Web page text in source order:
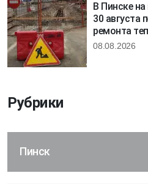
В Пинске
30 августа
ремонта
08.08.2026
Рубрики
Пинск